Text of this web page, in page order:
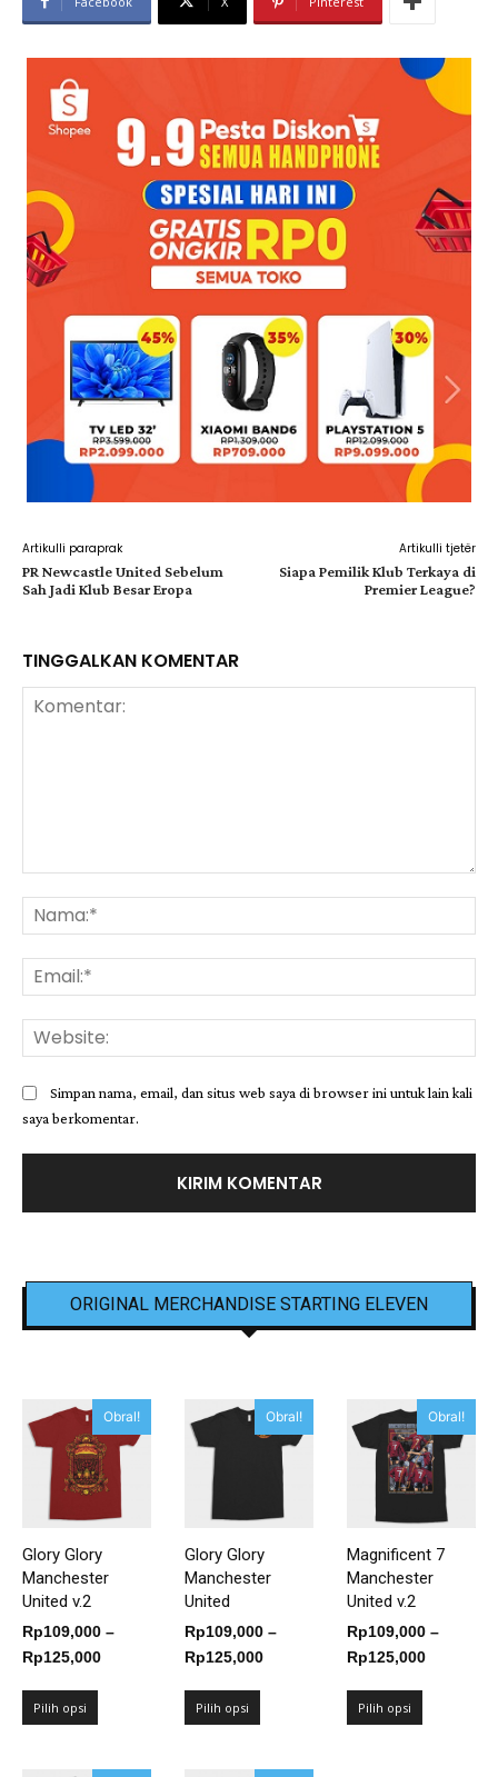
Artikulli paraprak
PR Newcastle United Sebelum
Sah Jadi Klub Besar Eropa
Artikulli tjetër
Siapa Pemilik Klub Terkaya di
Premier League?
TINGGALKAN KOMENTAR
Simpan nama, email, dan situs web saya di browser ini untuk lain kali
saya berkomentar.
ORIGINAL MERCHANDISE STARTING ELEVEN
Obral!
Glory Glory
Manchester
United v.2
Rp109,000 –
Rp125,000Rentang
Pilih opsi
Obral!
Glory Glory
Manchester
United
Rp109,000 –
Rp125,000Rentang
Pilih opsi
Obral!
Magnificent 7
Manchester
United v.2
Rp109,000 –
Rp125,000Rentang
Pilih opsi